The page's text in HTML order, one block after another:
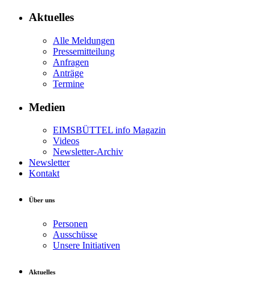
Aktuelles
Alle Meldungen
Pressemitteilung
Anfragen
Anträge
Termine
Medien
EIMSBÜTTEL info Magazin
Videos
Newsletter-Archiv
Newsletter
Kontakt
Über uns
Personen
Ausschüsse
Unsere Initiativen
Aktuelles